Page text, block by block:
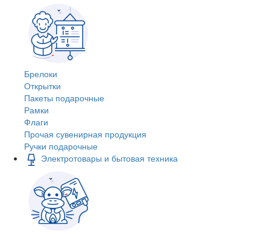
Брелоки
Открытки
Пакеты подарочные
Рамки
Флаги
Прочая сувенирная продукция
Ручки подарочные
Электротовары и бытовая техника